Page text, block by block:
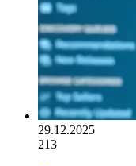
29.12.2025
213